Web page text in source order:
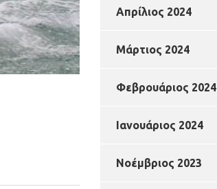
Απρίλιος 2024
Μάρτιος 2024
Φεβρουάριος 2024
Ιανουάριος 2024
Νοέμβριος 2023